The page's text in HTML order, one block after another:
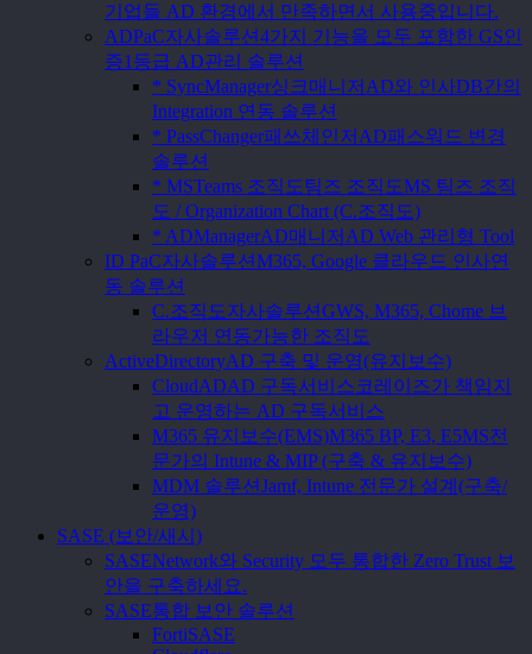
기업들 AD 환경에서 만족하면서 사용중입니다.
ADPaC자사솔루션4가지 기능을 모두 포함한 GS인
증1등급 AD관리 솔루션
* SyncManager싱크매니저 AD와 인사DB간의
Integration 연동 솔루션
* PassChanger패쓰체인저 AD패스워드 변경
솔루션
* MSTeams 조직도팀즈 조직도MS 팀즈 조직
도 / Organization Chart (C.조직도)
* ADManagerAD매니저 AD Web 관리형 Tool
ID PaC자사솔루션M365, Google 클라우드 인사연
동 솔루션
C.조직도자사솔루션GWS, M365, Chome 브
라우저 연동가능한 조직도
ActiveDirectoryAD 구축 및 운영(유지보수)
CloudADAD 구독서비스코레이즈가 책임지
고 운영하는 AD 구독서비스
M365 유지보수(EMS)M365 BP, E3, E5MS전
문가의 Intune & MIP (구축 & 유지보수)
MDM 솔루션Jamf, Intune 전문가 설계(구축/
운영)
SASE (보안/새시)
SASENetwork와 Security 모두 통합한 Zero Trust 보
안을 구축하세요.
SASE통합 보안 솔루션
FortiSASE